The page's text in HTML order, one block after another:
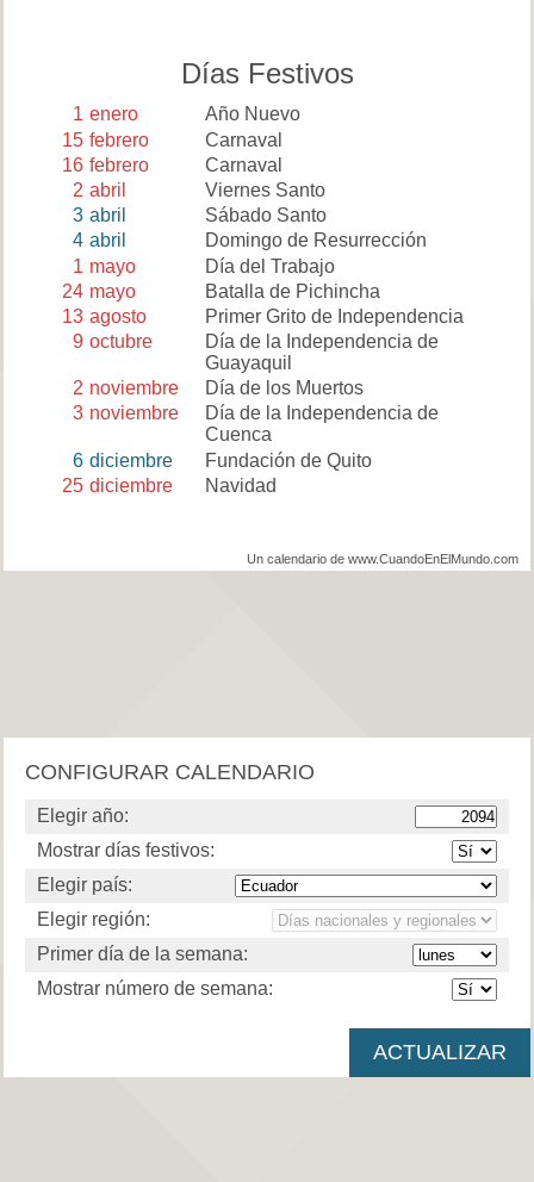
Días Festivos
1 enero
Año Nuevo
15 febrero
Carnaval
16 febrero
Carnaval
2 abril
Viernes Santo
3 abril
Sábado Santo
4 abril
Domingo de Resurrección
1 mayo
Día del Trabajo
24 mayo
Batalla de Pichincha
13 agosto
Primer Grito de Independencia
9 octubre
Día de la Independencia de
Guayaquil
2 noviembre
Día de los Muertos
3 noviembre
Día de la Independencia de
Cuenca
6 diciembre
Fundación de Quito
25 diciembre Navidad
Un calendario de www.CuandoEnElMundo.com
CONFIGURAR CALENDARIO
Elegir año:
Mostrar días festivos:
Elegir país:
Elegir región:
Primer día de la semana:
Mostrar número de semana: